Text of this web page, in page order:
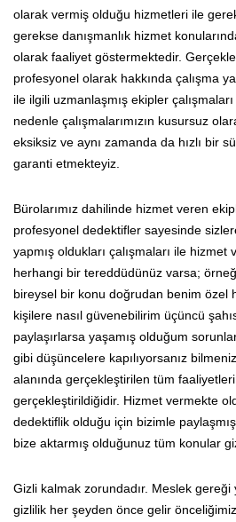
olarak vermiş olduğu hizmetleri ile
gerekse danışmanlık hizmet
olarak faaliyet göstermektedir.
profesyonel olarak hakkında çalışma
ile ilgili uzmanlaşmış ekipler
nedenle çalışmalarımızın kusursuz
eksiksiz ve aynı zamanda da hızlı bir
garanti etmekteyiz.
Bürolarımız dahilinde hizmet veren
profesyonel dedektifler sayesinde
yapmış oldukları çalışmaları ile
herhangi bir tereddüdünüz varsa;
bireysel bir konu doğrudan benim özel
kişilere nasıl güvenebilirim üçüncü
paylaşırlarsa yaşamış olduğum
gibi düşüncelere kapılıyorsanız
alanında gerçekleştirilen tüm
gerçekleştirildiğidir. Hizmet vermekte
dedektiflik olduğu için bizimle
bize aktarmış olduğunuz tüm konular
Gizli kalmak zorundadır. Meslek gereği
gizlilik her şeyden önce gelir